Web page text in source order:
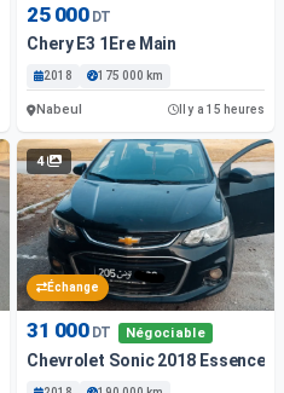
25 000 DT
Chery E3 1Ere Main
2018 175 000 km
Nabeul Il y a 15 heures
4
Échange
31 000 DT Négociable
Chevrolet Sonic 2018 Essence